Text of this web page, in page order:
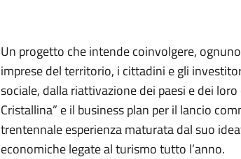
Un progetto che intende coinvolgere,
imprese del territorio, i cittadini e gli
sociale, dalla riattivazione dei paesi e dei
Cristallina” e il business plan per il lancio
trentennale esperienza maturata dal suo
economiche legate al turismo tutto l’anno.